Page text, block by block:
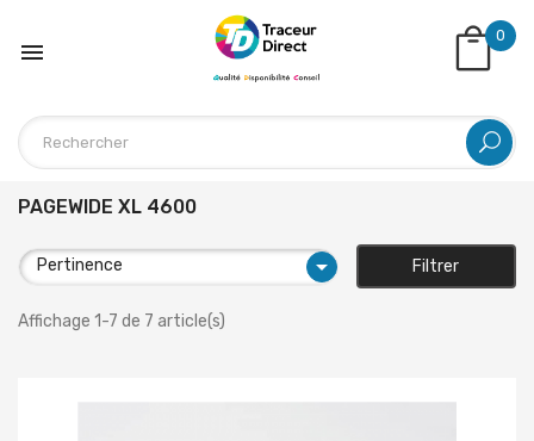

0
PAGEWIDE XL 4600
Pertinence  Filtrer
Affichage 1-7 de 7 article(s)